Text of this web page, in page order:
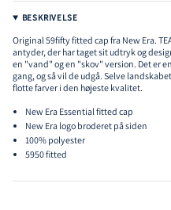
BESKRIVELSE
Original 59fifty fitted cap fra New Era.
antyder, der har taget sit udtryk og
en "vand" og en "skov" version. Det er
gang, og så vil de udgå. Selve
flotte farver i den højeste kvalitet.
New Era Essential fitted cap
New Era logo broderet på siden
100% polyester
5950 fitted